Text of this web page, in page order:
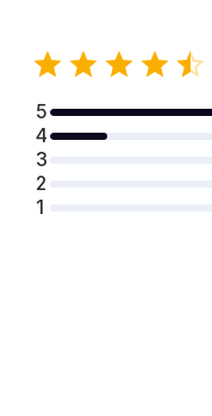
5
4
3
2
1